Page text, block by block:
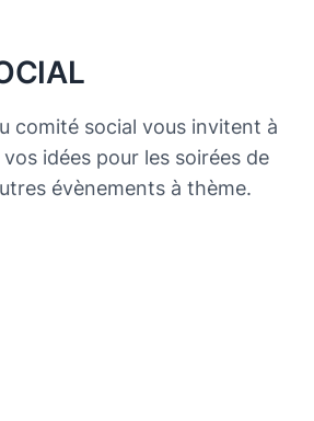
comité social vous invitent à
idées pour les soirées de
évènements à thème.